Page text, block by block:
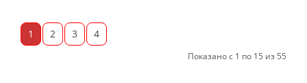
1 2 3 4
Показано с 1 по 15 из 55